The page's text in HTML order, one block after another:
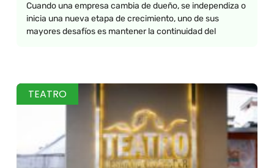
Cuando una empresa cambia de dueño, se independiza o
inicia una nueva etapa de crecimiento, uno de sus
mayores desafíos es mantener la continuidad del
TEATRO